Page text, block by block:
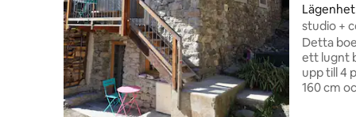
Lägenhet
studio +
Detta
ett lugnt
upp till 4
160 cm